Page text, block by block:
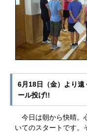
6月18日（金）より
ール投げ!!
今日は朝から快晴。
いてのスタートです。